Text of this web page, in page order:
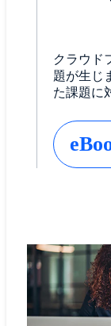
クラウド
題が生じ
た課題に